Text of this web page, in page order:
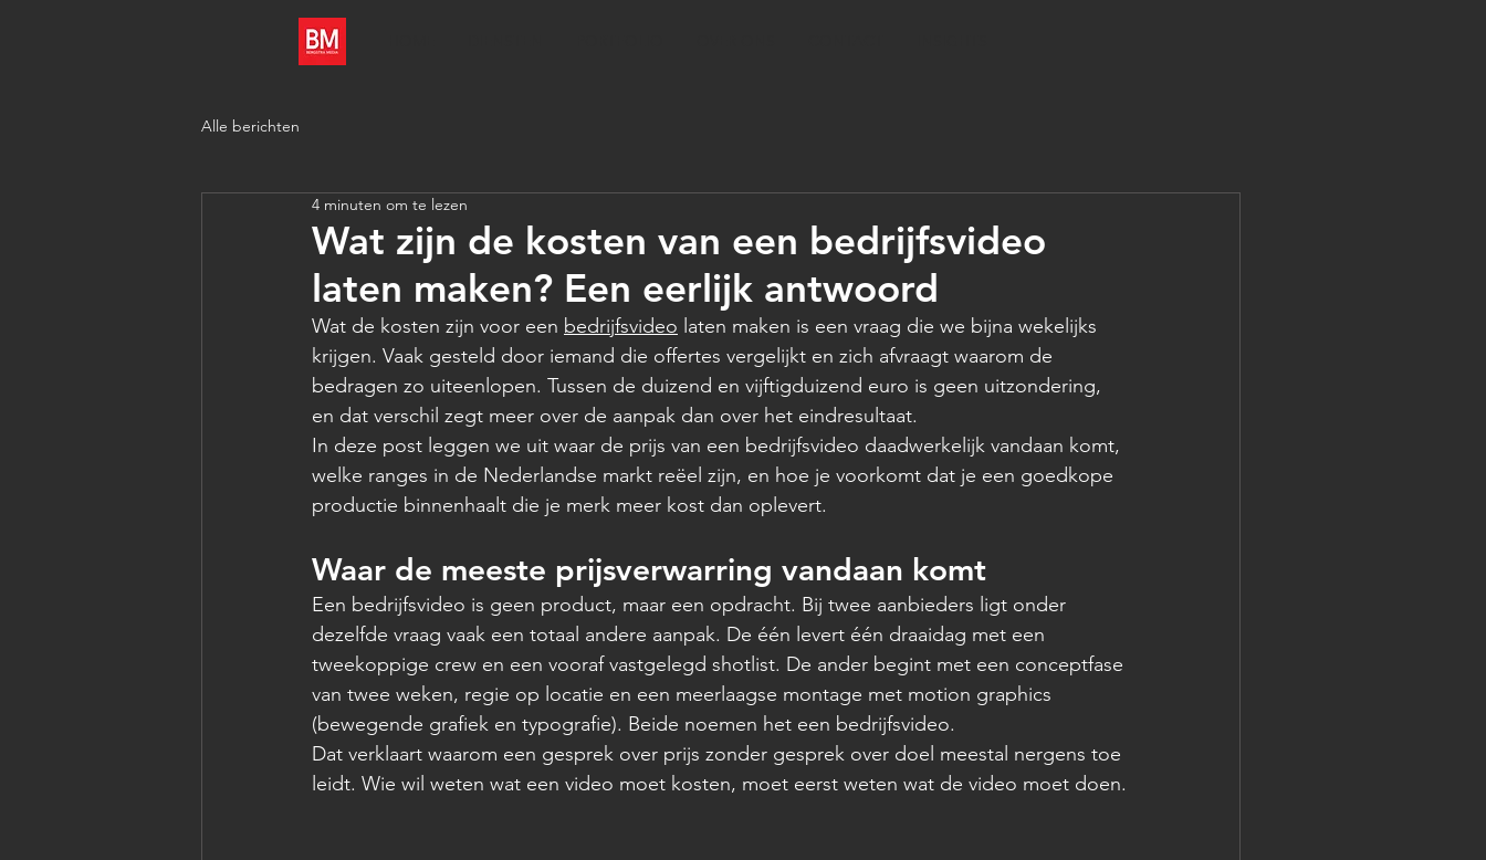
Alle berichten
Wat zijn de kosten van een bedrijfsvideo
laten maken? Een eerlijk antwoord
4 minuten om te lezen
Wat de kosten zijn voor een bedrijfsvideo laten maken is een vraag die we bijna wekelijks
krijgen. Vaak gesteld door iemand die offertes vergelijkt en zich afvraagt waarom de
bedragen zo uiteenlopen. Tussen de duizend en vijftigduizend euro is geen uitzondering,
en dat verschil zegt meer over de aanpak dan over het eindresultaat.
In deze post leggen we uit waar de prijs van een bedrijfsvideo daadwerkelijk vandaan komt,
welke ranges in de Nederlandse markt reëel zijn, en hoe je voorkomt dat je een goedkope
productie binnenhaalt die je merk meer kost dan oplevert.
Waar de meeste prijsverwarring vandaan komt
Een bedrijfsvideo is geen product, maar een opdracht. Bij twee aanbieders ligt onder
dezelfde vraag vaak een totaal andere aanpak. De één levert één draaidag met een
tweekoppige crew en een vooraf vastgelegd shotlist. De ander begint met een conceptfase
van twee weken, regie op locatie en een meerlaagse montage met motion graphics
(bewegende grafiek en typografie). Beide noemen het een bedrijfsvideo.
Dat verklaart waarom een gesprek over prijs zonder gesprek over doel meestal nergens toe
leidt. Wie wil weten wat een video moet kosten, moet eerst weten wat de video moet doen.